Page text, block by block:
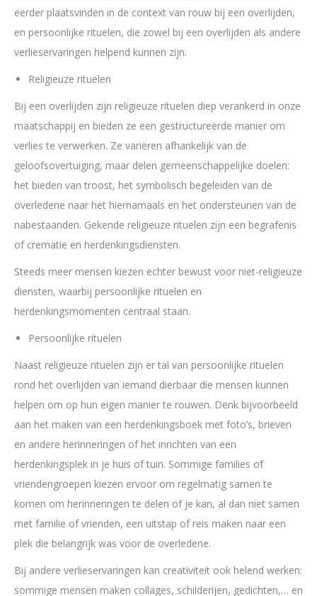
eerder plaatsvinden in de context van rouw bij een overlijden,
en persoonlijke rituelen, die zowel bij een overlijden als andere
verlieservaringen helpend kunnen zijn.
Religieuze rituelen
Bij een overlijden zijn religieuze rituelen diep verankerd in onze
maatschappij en bieden ze een gestructureerde manier om
verlies te verwerken. Ze variëren afhankelijk van de
geloofsovertuiging, maar delen gemeenschappelijke doelen:
het bieden van troost, het symbolisch begeleiden van de
overledene naar het hiernamaals en het ondersteunen van de
nabestaanden. Gekende religieuze rituelen zijn een begrafenis
of crematie en herdenkingsdiensten.
Steeds meer mensen kiezen echter bewust voor niet-religieuze
diensten, waarbij persoonlijke rituelen en
herdenkingsmomenten centraal staan.
Persoonlijke rituelen
Naast religieuze rituelen zijn er tal van persoonlijke rituelen
rond het overlijden van iemand dierbaar die mensen kunnen
helpen om op hun eigen manier te rouwen. Denk bijvoorbeeld
aan het maken van een herdenkingsboek met foto’s, brieven
en andere herinneringen of het inrichten van een
herdenkingsplek in je huis of tuin. Sommige families of
vriendengroepen kiezen ervoor om regelmatig samen te
komen om herinneringen te delen of je kan, al dan niet samen
met familie of vrienden, een uitstap of reis maken naar een
plek die belangrijk was voor de overledene.
Bij andere verlieservaringen kan creativiteit ook helend werken:
sommige mensen maken collages, schilderijen, gedichten,… en